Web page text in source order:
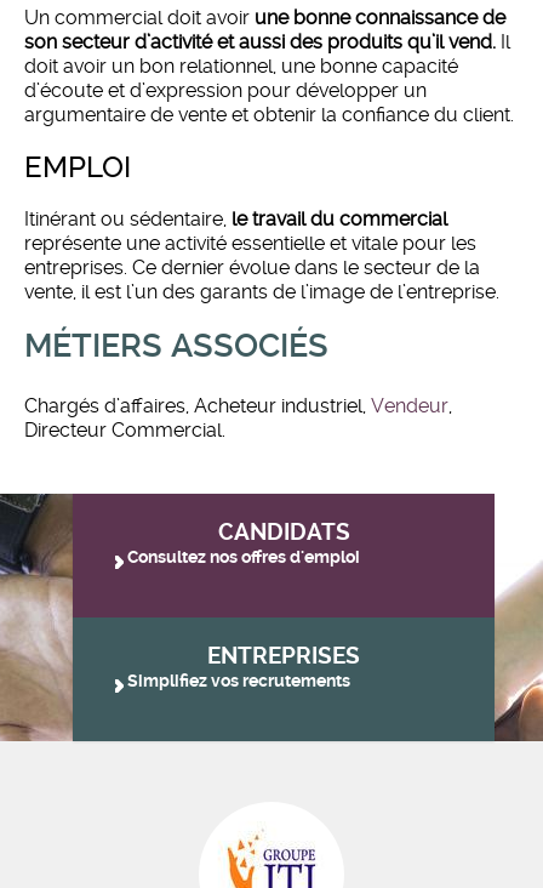
Un commercial doit avoir une bonne connaissance de
son secteur d’activité et aussi des produits qu’il vend. Il
doit avoir un bon relationnel, une bonne capacité
d’écoute et d’expression pour développer un
argumentaire de vente et obtenir la confiance du client.
EMPLOI
Itinérant ou sédentaire, le travail du commercial
représente une activité essentielle et vitale pour les
entreprises. Ce dernier évolue dans le secteur de la
vente, il est l’un des garants de l’image de l’entreprise.
MÉTIERS ASSOCIÉS
Chargés d’affaires, Acheteur industriel, Vendeur
Directeur Commercial.
CANDIDATS
Consultez nos offres d'emploi
ENTREPRISES
Simplifiez vos recrutements